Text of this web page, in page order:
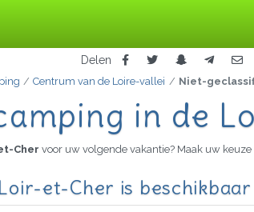
Delen
Centrum van de Loire-vallei Niet-
in de
Cher voor uw volgende vakantie? Maak uw
et-Cher is beschikbaar